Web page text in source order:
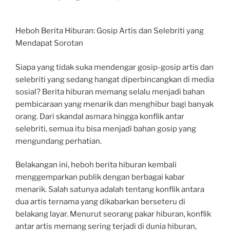
Heboh Berita Hiburan: Gosip Artis dan Selebriti yang
Mendapat Sorotan
Siapa yang tidak suka mendengar gosip-gosip artis dan
selebriti yang sedang hangat diperbincangkan di media
sosial? Berita hiburan memang selalu menjadi bahan
pembicaraan yang menarik dan menghibur bagi banyak
orang. Dari skandal asmara hingga konflik antar
selebriti, semua itu bisa menjadi bahan gosip yang
mengundang perhatian.
Belakangan ini, heboh berita hiburan kembali
menggemparkan publik dengan berbagai kabar
menarik. Salah satunya adalah tentang konflik antara
dua artis ternama yang dikabarkan berseteru di
belakang layar. Menurut seorang pakar hiburan, konflik
antar artis memang sering terjadi di dunia hiburan,